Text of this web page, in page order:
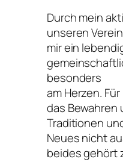
Durch mein
unseren
mir ein
besonders
am Herzen.
das Bewahren
Traditionen
Neues nicht
beides gehört